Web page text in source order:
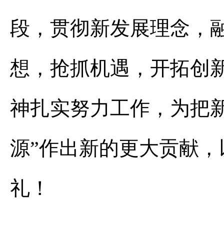
段，贯彻新发展理念，
想，抢抓机遇，开拓创
神扎实努力工作，为把
源”作出新的更大贡献
礼！